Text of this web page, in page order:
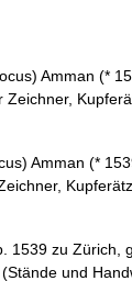
Amman (*
Amman (*
zu Zürich,
und